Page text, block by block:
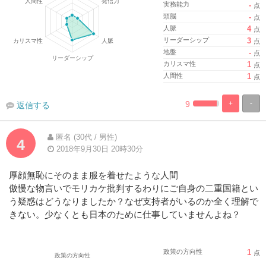
実務能力
- 点
頭脳
- 点
人脈
4 点
リーダーシップ
3 点
地盤
- 点
カリスマ性
1 点
人間性
1 点
-
+
%
100%
9
返信する
4
匿名 (30代 / 男性)
2018年9月30日 20時30分
厚顔無恥にそのまま服を着せたような人間
傲慢な物言いでモリカケ批判するわりにご自身の二重国籍とい
う疑惑はどうなりましたか？なぜ支持者がいるのか全く理解で
きない。少なくとも日本のために仕事していませんよね？
政策の方向性 1 点